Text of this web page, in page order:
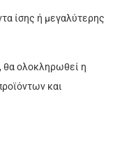
ίσης ή μεγαλύτερης
θα ολοκληρωθεί η
και